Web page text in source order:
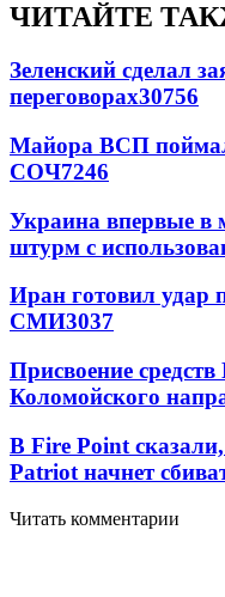
ЧИТАЙТЕ
Зеленский сделал
переговорах30756
Майора ВСП
СОЧ7246
Украина впервые в
штурм с
Иран готовил удар
СМИ3037
Присвоение
Коломойского
В Fire Point
Patriot начнет
Читать комментарии